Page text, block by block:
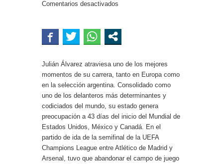
Comentarios desactivados
Julián Álvarez atraviesa uno de los mejores
momentos de su carrera, tanto en Europa como
en la selección argentina. Consolidado como
uno de los delanteros más determinantes y
codiciados del mundo, su estado genera
preocupación a 43 días del inicio del Mundial de
Estados Unidos, México y Canadá. En el
partido de ida de la semifinal de la UEFA
Champions League entre Atlético de Madrid y
Arsenal, tuvo que abandonar el campo de juego